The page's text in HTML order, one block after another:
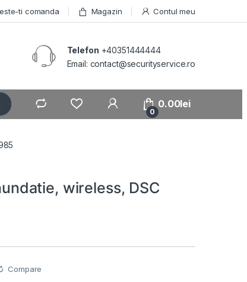
ti comanda Magazin Contul meu
Telefon +40351444444
Email: contact@securityservice.ro
0
0.00lei
wireless, DSC
Compare